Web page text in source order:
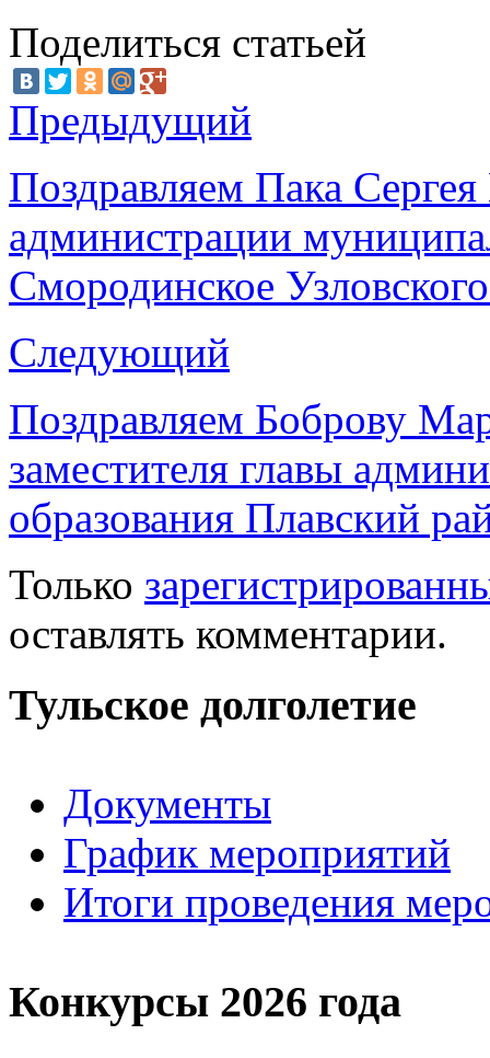
Поделиться статьей
Предыдущий
Поздравляем Пака
администрации
Смородинское
Следующий
Поздравляем Боброву
заместителя главы
образования Плавский
Только
оставлять комментарии.
Тульское долголетие
Документы
График мероприятий
Итоги проведения
Конкурсы 2026 года